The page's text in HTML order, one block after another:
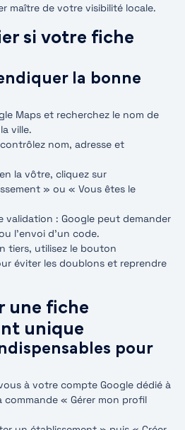
maître de votre visibilité locale.
si votre fiche
la bonne
Maps et recherchez le nom de
ville.
nom, adresse et
la vôtre, cliquez sur
» ou « Vous êtes le
validation : Google peut demander
l’envoi d’un code.
tiers, utilisez le bouton
éviter les doublons et reprendre
une fiche
unique
pour
à votre compte Google dédié à
commande « Gérer mon profil